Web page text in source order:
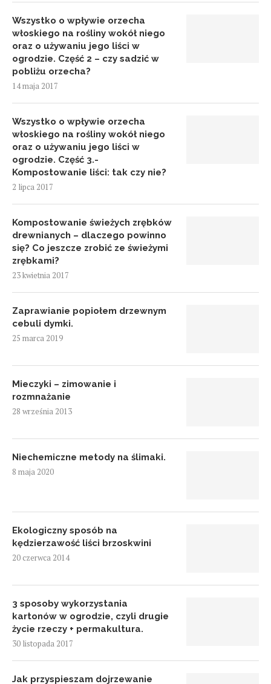
Wszystko o wpływie orzecha
włoskiego na rośliny wokół niego
oraz o używaniu jego liści w
ogrodzie. Część 2 – czy sadzić w
pobliżu orzecha?
14 maja 2017
Wszystko o wpływie orzecha
włoskiego na rośliny wokół niego
oraz o używaniu jego liści w
ogrodzie. Część 3.-
Kompostowanie liści: tak czy nie?
2 lipca 2017
Kompostowanie świeżych zrębków
drewnianych – dlaczego powinno
się? Co jeszcze zrobić ze świeżymi
zrębkami?
23 kwietnia 2017
Zaprawianie popiołem drzewnym
cebuli dymki.
25 marca 2019
Mieczyki – zimowanie i
rozmnażanie
28 września 2013
Niechemiczne metody na ślimaki.
8 maja 2020
Ekologiczny sposób na
kędzierzawość liści brzoskwini
20 czerwca 2014
3 sposoby wykorzystania
kartonów w ogrodzie, czyli drugie
życie rzeczy + permakultura.
30 listopada 2017
Jak przyspieszam dojrzewanie